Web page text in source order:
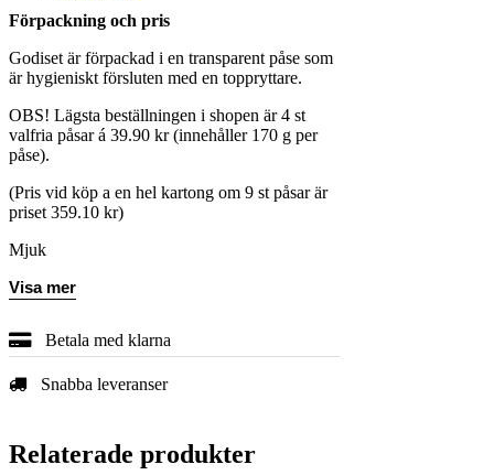
Förpackning och pris
Godiset är förpackad i en transparent påse som
är hygieniskt försluten med en toppryttare.
OBS! Lägsta beställningen i shopen är 4 st
valfria påsar á 39.90 kr (innehåller 170 g per
påse).
(Pris vid köp a en hel kartong om 9 st påsar är
priset 359.10 kr)
Mjuk
Visa mer
Betala med klarna
Snabba leveranser
Relaterade produkter